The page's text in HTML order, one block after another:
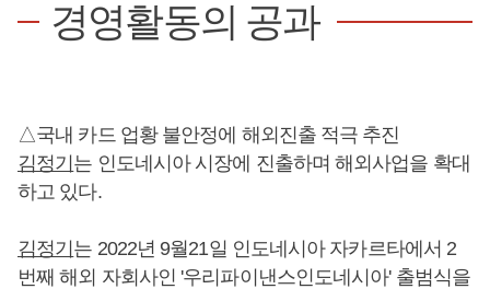
경영활동의 공과
△국내 카드 업황 불안정에 해외진출 적극 추진
김정기 는 인도네시아 시장에 진출하며 해외사업을 확대
하고 있다.
김정기 는 2022년 9월21일 인도네시아 자카르타에서 2
번째 해외 자회사인 '우리파이낸스인도네시아' 출범식을